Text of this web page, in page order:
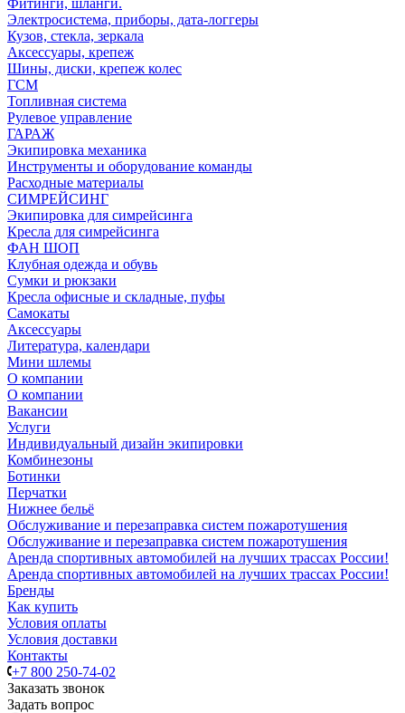
Фитинги, шланги.
Электросистема, приборы, дата-логгеры
Кузов, стекла, зеркала
Аксессуары, крепеж
Шины, диски, крепеж колес
ГСМ
Топливная система
Рулевое управление
ГАРАЖ
Экипировка механика
Инструменты и оборудование команды
Расходные материалы
СИМРЕЙСИНГ
Экипировка для симрейсинга
Кресла для симрейсинга
ФАН ШОП
Клубная одежда и обувь
Сумки и рюкзаки
Кресла офисные и складные, пуфы
Самокаты
Аксессуары
Литература, календари
Мини шлемы
О компании
О компании
Вакансии
Услуги
Индивидуальный дизайн экипировки
Комбинезоны
Ботинки
Перчатки
Нижнее бельё
Обслуживание и перезаправка систем пожаротушения
Обслуживание и перезаправка систем пожаротушения
Аренда спортивных автомобилей на лучших трассах России!
Аренда спортивных автомобилей на лучших трассах России!
Бренды
Как купить
Условия оплаты
Условия доставки
Контакты
+7 800 250-74-02
Заказать звонок
Задать вопрос